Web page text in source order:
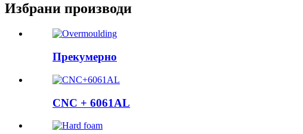
Избрани производи
Прекумерно
CNC + 6061AL